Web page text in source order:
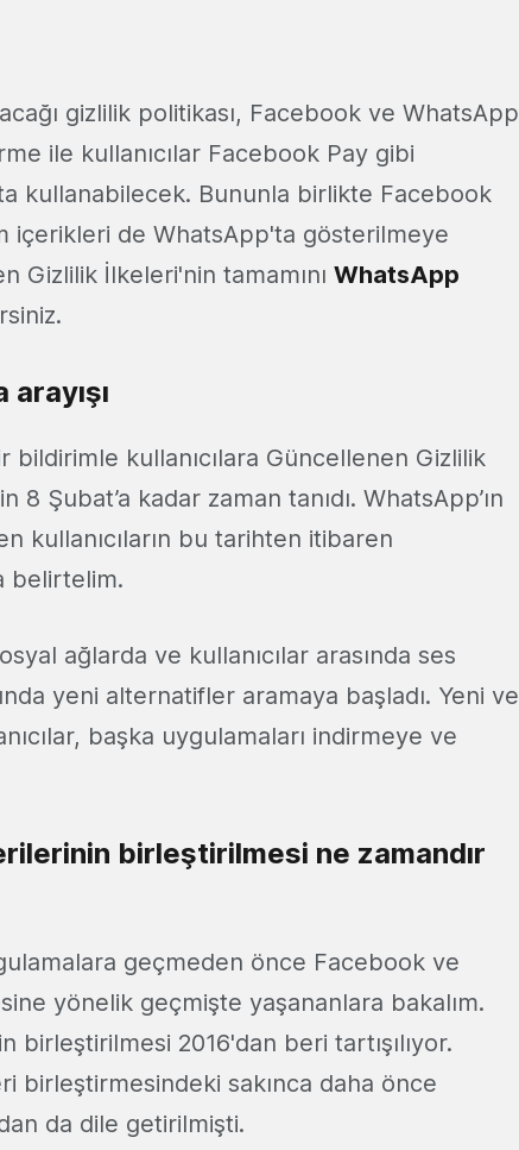
gizlilik politikası, Facebook ve WhatsApp
ile kullanıcılar Facebook Pay gibi
kullanabilecek. Bununla birlikte Facebook
içerikleri de WhatsApp'ta gösterilmeye
Gizlilik İlkeleri'nin tamamını WhatsApp
arayışı
bildirimle kullanıcılara Güncellenen Gizlilik
Şubat’a kadar zaman tanıdı. WhatsApp’ın
kullanıcıların bu tarihten itibaren
belirtelim.
ağlarda ve kullanıcılar arasında ses
yeni alternatifler aramaya başladı. Yeni ve
başka uygulamaları indirmeye ve
birleştirilmesi ne zamandır
geçmeden önce Facebook ve
yönelik geçmişte yaşananlara bakalım.
2016'dan beri tartışılıyor.
birleştirmesindeki sakınca daha önce
da dile getirilmişti.